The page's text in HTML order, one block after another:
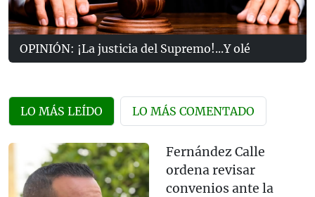
OPINIÓN: ¡La justicia del Supremo!...Y olé
LO MÁS LEÍDO LO MÁS COMENTADO
Fernández Calle
ordena revisar
convenios ante la